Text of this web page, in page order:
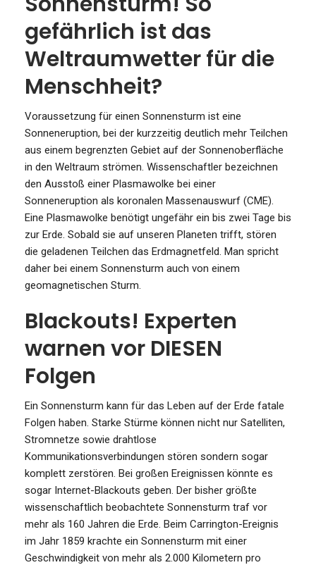
gefährlich ist das
Weltraumwetter für die
Menschheit?
Voraussetzung für einen Sonnensturm ist eine
Sonneneruption, bei der kurzzeitig deutlich mehr Teilchen
aus einem begrenzten Gebiet auf der Sonnenoberfläche
in den Weltraum strömen. Wissenschaftler bezeichnen
den Ausstoß einer Plasmawolke bei einer
Sonneneruption als koronalen Massenauswurf (CME).
Eine Plasmawolke benötigt ungefähr ein bis zwei Tage bis
zur Erde. Sobald sie auf unseren Planeten trifft, stören
die geladenen Teilchen das Erdmagnetfeld. Man spricht
daher bei einem Sonnensturm auch von einem
geomagnetischen Sturm.
Blackouts! Experten
warnen vor DIESEN
Folgen
Ein Sonnensturm kann für das Leben auf der Erde fatale
Folgen haben. Starke Stürme können nicht nur Satelliten,
Stromnetze sowie drahtlose
Kommunikationsverbindungen stören sondern sogar
komplett zerstören. Bei großen Ereignissen könnte es
sogar Internet-Blackouts geben. Der bisher größte
wissenschaftlich beobachtete Sonnensturm traf vor
mehr als 160 Jahren die Erde. Beim Carrington-Ereignis
im Jahr 1859 krachte ein Sonnensturm mit einer
Geschwindigkeit von mehr als 2.000 Kilometern pro